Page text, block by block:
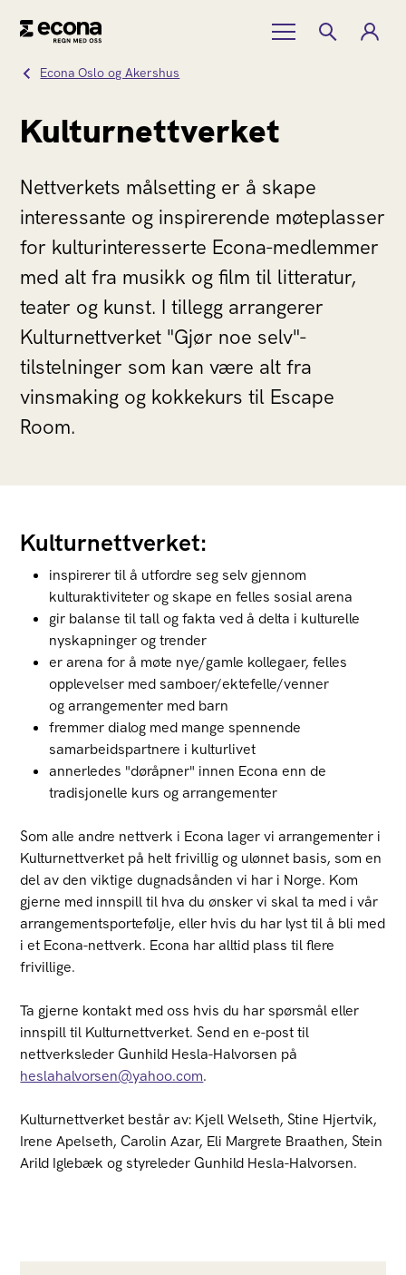
Econa Oslo og Akershus
Kulturnettverket
Nettverkets målsetting er å skape
interessante og inspirerende møteplasser
for kulturinteresserte Econa-medlemmer
med alt fra musikk og film til litteratur,
teater og kunst. I tillegg arrangerer
Kulturnettverket "Gjør noe selv"-
tilstelninger som kan være alt fra
vinsmaking og kokkekurs til Escape
Room.
Kulturnettverket:
inspirerer til å utfordre seg selv gjennom
kulturaktiviteter og skape en felles sosial arena
gir balanse til tall og fakta ved å delta i kulturelle
nyskapninger og trender
er arena for å møte nye/gamle kollegaer, felles
opplevelser med samboer/ektefelle/venner
og arrangementer med barn
fremmer dialog med mange spennende
samarbeidspartnere i kulturlivet
annerledes "døråpner" innen Econa enn de
tradisjonelle kurs og arrangementer
Som alle andre nettverk i Econa lager vi arrangementer i
Kulturnettverket på helt frivillig og ulønnet basis, som en
del av den viktige dugnadsånden vi har i Norge. Kom
gjerne med innspill til hva du ønsker vi skal ta med i vår
arrangementsportefølje, eller hvis du har lyst til å bli med
i et Econa-nettverk. Econa har alltid plass til flere
frivillige.
Ta gjerne kontakt med oss hvis du har spørsmål eller
innspill til Kulturnettverket. Send en e-post til
nettverksleder Gunhild Hesla-Halvorsen på
heslahalvorsen@yahoo.com.
Kulturnettverket består av: Kjell Welseth, Stine Hjertvik,
Irene Apelseth, Carolin Azar, Eli Margrete Braathen, Stein
Arild Iglebæk og styreleder Gunhild Hesla-Halvorsen.